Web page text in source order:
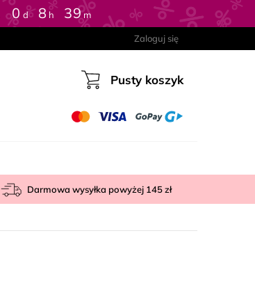
0 d : 8 h 39m
Zaloguj się
Koszyk
Pusty koszyk
Darmowa wysyłka powyżej 145 zł